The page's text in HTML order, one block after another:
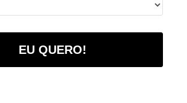
EU QUERO!